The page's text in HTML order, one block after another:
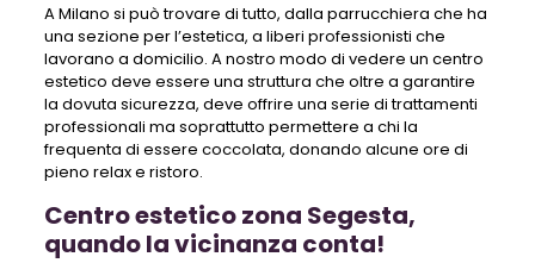
A Milano si può trovare di tutto, dalla parrucchiera che ha
una sezione per l’estetica, a liberi professionisti che
lavorano a domicilio. A nostro modo di vedere un centro
estetico deve essere una struttura che oltre a garantire
la dovuta sicurezza, deve offrire una serie di trattamenti
professionali ma soprattutto permettere a chi la
frequenta di essere coccolata, donando alcune ore di
pieno relax e ristoro.
Centro estetico zona Segesta,
quando la vicinanza conta!